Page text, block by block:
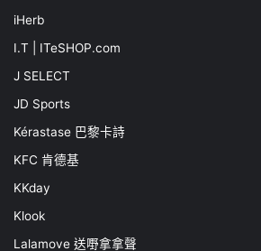
iHerb
I.T | ITeSHOP.com
J SELECT
JD Sports
Kérastase 巴黎卡詩
KFC 肯德基
KKday
Klook
Lalamove 送嘢拿拿聲